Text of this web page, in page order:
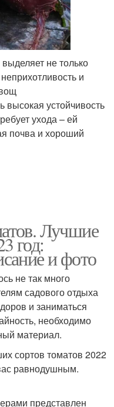
не только
и
высокая устойчивость
ухода – ей
почва и хороший
Лучшие
год:
и фото
не так много
садового отдыха
и заниматься
необходимо
материал.
сортов томатов 2022
равнодушным.
представлен